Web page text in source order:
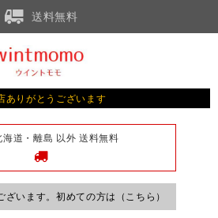
送料無料
ありがとうございます
海道・離島 以外 送料無料
ざいます。初めての方は（こちら）